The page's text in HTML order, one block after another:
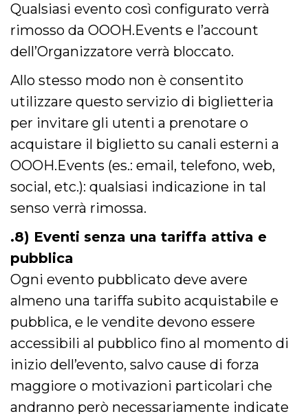
Qualsiasi evento così configurato verrà
rimosso da OOOH.Events e l’account
dell’Organizzatore verrà bloccato.
Allo stesso modo non è consentito
utilizzare questo servizio di biglietteria
per invitare gli utenti a prenotare o
acquistare il biglietto su canali esterni a
OOOH.Events (es.: email, telefono, web,
social, etc.): qualsiasi indicazione in tal
senso verrà rimossa.
.8) Eventi senza una tariffa attiva e
pubblica
Ogni evento pubblicato deve avere
almeno una tariffa subito acquistabile e
pubblica, e le vendite devono essere
accessibili al pubblico fino al momento di
inizio dell’evento, salvo cause di forza
maggiore o motivazioni particolari che
andranno però necessariamente indicate